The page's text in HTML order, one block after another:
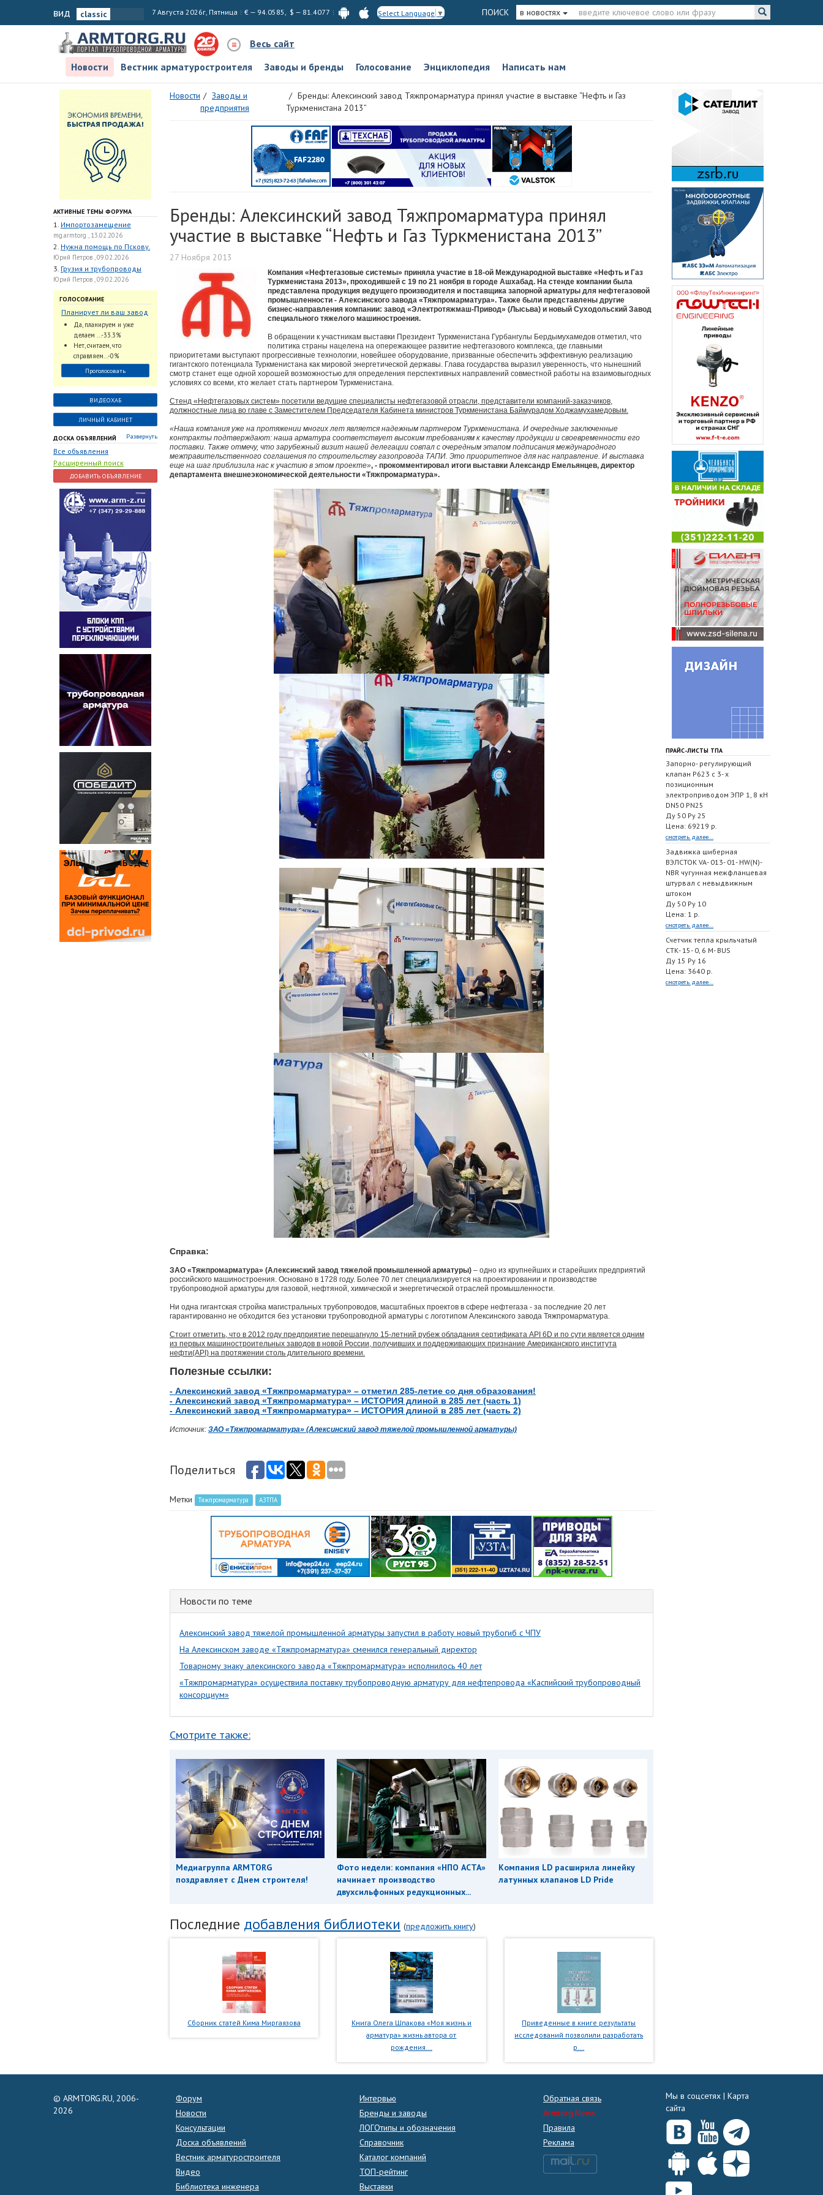
вид 7 Августа 2026г, Пятница € — 94.0585, $ — 81.4077 Select Language ▼ ПОИСК в новостях
Весь сайт
Новости
Вестник арматуростроителя Заводы и бренды Голосование Энциклопедия Написать нам
АКТИВНЫЕ ТЕМЫ ФОРУМА
1. Импортозамещение
mg.armtorg , 13.02.2026
2. Нужна помощь по Пскову.
Юрий Петров , 09.02.2026
3. Грузия и трубопроводы
Юрий Петров , 09.02.2026
ГОЛОСОВАНИЕ
Планирует ли ваш завод
использовать
промышленный
интеллект и цифровые
заказы для ускорения
обработки заказов и
оперативной отгрузки
продукции конечному
потребителю?
Да, планируем и уже
делаем ...-33.3%
Нет, считаем, что
справляем...-0%
Проголосовать
ВИДЕОХАБ
ЛИЧНЫЙ КАБИНЕТ
ДОСКА ОБЪЯВЛЕНИЙ Развернуть
Все объявления
Расширенный поиск
ДОБАВИТЬ ОБЪЯВЛЕНИЕ
Новости
Заводы и
предприятия
Бренды: Алексинский завод Тяжпромарматура принял участие в выставке “Нефть и Газ
Туркменистана 2013”
Бренды: Алексинский завод Тяжпромарматура принял
участие в выставке “Нефть и Газ Туркменистана 2013”
27 Ноября 2013
Компания «Нефтегазовые системы» приняла участие в 18-ой Международной выставке «Нефть и Газ
Туркменистана 2013», проходившей с 19 по 21 ноября в городе Ашхабад. На стенде компании была
представлена продукция ведущего производителя и поставщика запорной арматуры для нефтегазовой
промышленности - Алексинского завода «Тяжпромарматура». Также были представлены другие
бизнес-направления компании: завод «Электротяжмаш-Привод» (Лысьва) и новый Суходольский Завод
специального тяжелого машиностроения.
В обращении к участникам выставки Президент Туркменистана Гурбангулы Бердымухамедов отметил, что
политика страны нацелена на опережающее развитие нефтегазового комплекса, где главными
приоритетами выступают прогрессивные технологии, новейшее оборудование, призванные обеспечить эффективную реализацию
гигантского потенциала Туркменистана как мировой энергетической державы. Глава государства выразил уверенность, что нынешний
смотр станет еще одной хорошей возможностью для определения перспективных направлений совместной работы на взаимовыгодных
условиях со всеми, кто желает стать партнером Туркменистана.
Стенд «Нефтегазовых систем» посетили ведущие специалисты нефтегазовой отрасли, представители компаний-заказчиков,
должностные лица во главе с Заместителем Председателя Кабинета министров Туркменистана Баймурадом Ходжамухамедовым.
«Наша компания уже на протяжении многих лет является надежным партнером Туркменистана. И очередные заключенные
контракты подтверждают: наша арматура соответствует высоким требованиям к качеству продукции и своевременности его
поставки. Также отмечу, что зарубежный визит нашей делегации совпал с очередным этапом подписания международного
межправительственного соглашения по строительству газопровода ТАПИ. Это приоритетное для нас направление. И выставка
еще на шаг приблизила нас к участию в этом проекте», - прокомментировал итоги выставки Александр Емельянцев, директор
департамента внешнеэкономической деятельности «Тяжпромарматура».
Справка:
ЗАО «Тяжпромарматура» (Алексинский завод тяжелой промышленной арматуры) – одно из крупнейших и старейших предприятий
российского машиностроения. Основано в 1728 году. Более 70 лет специализируется на проектировании и производстве
трубопроводной арматуры для газовой, нефтяной, химической и энергетической отраслей промышленности.
Ни одна гигантская стройка магистральных трубопроводов, масштабных проектов в сфере нефтегаза - за последние 20 лет
гарантированно не обходится без установки трубопроводной арматуры с логотипом Алексинского завода Тяжпромарматура.
Стоит отметить, что в 2012 году предприятие перешагнуло 15-летний рубеж обладания сертификата API 6D и по сути является одним
из первых машиностроительных заводов в новой России, получивших и поддерживающих признание Американского института
нефти(API) на протяжении столь длительного времени.
Полезные ссылки:
- Алексинский завод «Тяжпромарматура» – отметил 285-летие со дня образования!
- Алексинский завод «Тяжпромарматура» – ИСТОРИЯ длиной в 285 лет (часть 1)
- Алексинский завод «Тяжпромарматура» – ИСТОРИЯ длиной в 285 лет (часть 2)
Источник: ЗАО «Тяжпромарматура» (Алексинский завод тяжелой промышленной арматуры)
Поделиться
Метки Тяжпромарматура АЗТПА
Новости по теме
Алексинский завод тяжелой промышленной арматуры запустил в работу новый трубогиб с ЧПУ
На Алексинском заводе «Тяжпромарматура» сменился генеральный директор
Товарному знаку алексинского завода «Тяжпромарматура» исполнилось 40 лет
«Тяжпромарматура» осуществила поставку трубопроводную арматуру для нефтепровода «Каспийский трубопроводный
консорциум»
Смотрите также:
Медиагруппа ARMTORG
поздравляет с Днем строителя!
Фото недели: компания «НПО АСТА»
начинает производство
двухсильфонных редукционных...
Компания LD расширила линейку
латунных клапанов LD Pride
Последние добавления библиотеки (предложить книгу)
Сборник статей Кима Миргаязова
Книга Олега Шпакова «Моя жизнь и
арматура» жизнь автора от
рождения...
Приведенные в книге результаты
исследований позволили разработать
р...
ПРАЙС-ЛИСТЫ ТПА
Запорно- регулирующий
клапан Р623 с 3- х
позиционным
электроприводом ЭПР 1, 8 кН
DN50 PN25
Ду 50 Ру 25
Цена: 69219 р.
смотреть далее...
Задвижка шиберная
ВЭЛСТОК VA- 013- 01- HW(N)-
NBR чугунная межфланцевая
штурвал с невыдвижным
штоком
Ду 50 Ру 10
Цена: 1 р.
смотреть далее...
Счетчик тепла крыльчатый
СТК- 15- 0, 6 M- BUS
Ду 15 Ру 16
Цена: 3640 р.
смотреть далее...
© ARMTORG.RU, 2006-
2026
Форум
Новости
Консультации
Доска объявлений
Вестник арматуростроителя
Видео
Библиотека инженера
Интервью
Бренды и заводы
ЛОГОтипы и обозначения
Справочник
Каталог компаний
ТОП-рейтинг
Выставки
Обратная связь
Armtorg.News
Правила
Реклама
Мы в соцсетях | Карта
сайта